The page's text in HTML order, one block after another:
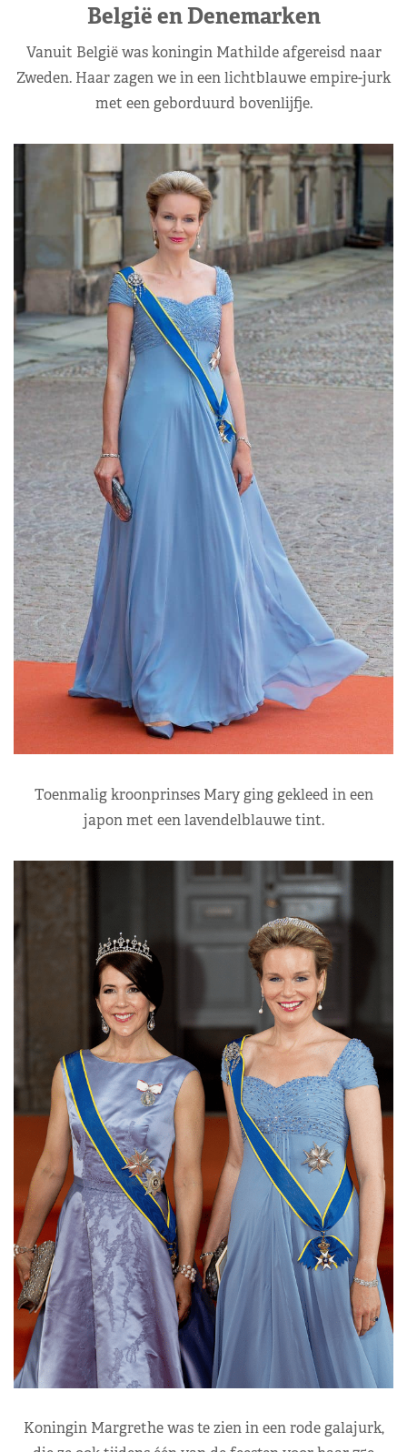
België en Denemarken
Vanuit België was koningin Mathilde afgereisd naar
Zweden. Haar zagen we in een lichtblauwe empire-jurk
met een geborduurd bovenlijfje.
Toenmalig kroonprinses Mary ging gekleed in een
japon met een lavendelblauwe tint.
Koningin Margrethe was te zien in een rode galajurk,